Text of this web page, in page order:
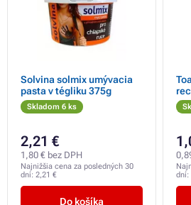
Solvina solmix umývacia
pasta v tégliku 375g
Skladom 6 ks
2,21 €
1,80 € bez DPH
Najnižšia cena za posledných 30
dní: 2,21 €
Do košíka
dní: